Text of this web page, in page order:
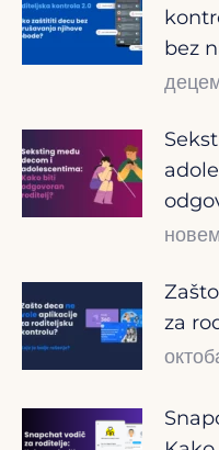
bez
za